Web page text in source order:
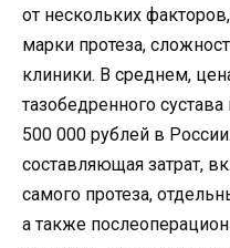
от нескольких
марки протеза,
клиники. В среднем,
тазобедренного
500 000 рублей в
составляющая затрат,
самого протеза,
а также